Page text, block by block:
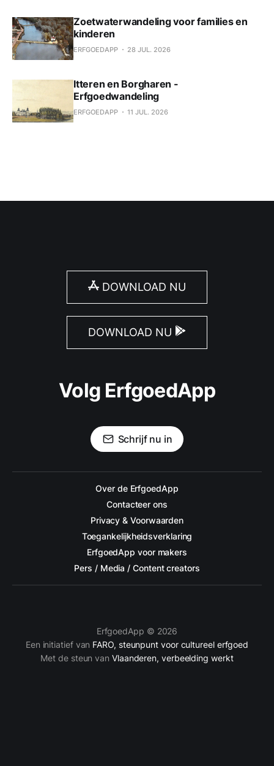
Zoetwaterwandeling voor families en
kinderen
ERFGOEDAPP 28 JUL. 2026
Itteren en Borgharen -
Erfgoedwandeling
ERFGOEDAPP 11 JUL. 2026
DOWNLOAD NU
DOWNLOAD NU
Volg ErfgoedApp
Schrijf nu in
Over de ErfgoedApp
Contacteer ons
Privacy & Voorwaarden
Toegankelijkheidsverklaring
ErfgoedApp voor makers
Pers / Media / Content creators
ErfgoedApp © 2026
Een initiatief van FARO, steunpunt voor cultureel erfgoed
Met de steun van Vlaanderen, verbeelding werkt